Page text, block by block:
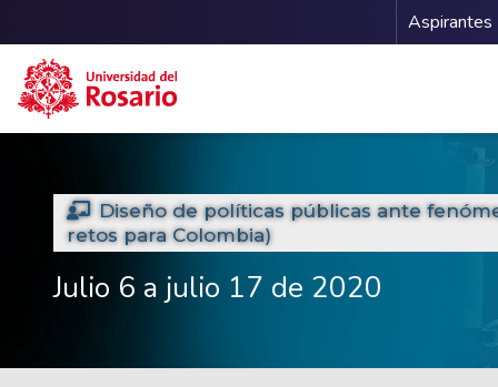
Aspirantes
Diseño de políticas públicas ante
retos para Colombia)
Julio 6 a julio 17 de 2020